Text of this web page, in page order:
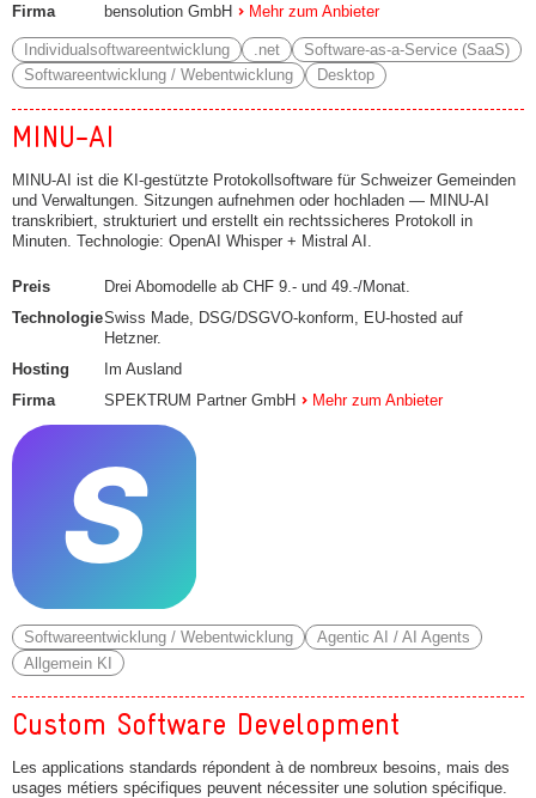
Firma
bensolution GmbH Mehr zum Anbieter
Individualsoftwareentwicklung .net
Software-as-a-Service (SaaS)
Softwareentwicklung / Webentwicklung
Desktop
MINU-AI
MINU-AI ist die KI-gestützte Protokollsoftware für Schweizer Gemeinden
und Verwaltungen. Sitzungen aufnehmen oder hochladen — MINU-AI
transkribiert, strukturiert und erstellt ein rechtssicheres Protokoll in
Minuten. Technologie: OpenAI Whisper + Mistral AI.
Preis
Drei Abomodelle ab CHF 9.- und 49.-/Monat.
TechnologieSwiss Made, DSG/DSGVO-konform, EU-hosted auf
Hetzner.
Hosting
Im Ausland
Firma
SPEKTRUM Partner GmbH Mehr zum Anbieter
Softwareentwicklung / Webentwicklung
Agentic AI / AI Agents
Allgemein KI
Custom Software Development
Les applications standards répondent à de nombreux besoins, mais des
usages métiers spécifiques peuvent nécessiter une solution spécifique.